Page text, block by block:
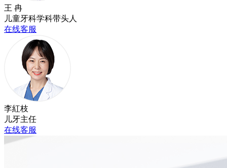
王 冉
儿童牙科学科带头人
在线客服
李紅枝
儿牙主任
在线客服